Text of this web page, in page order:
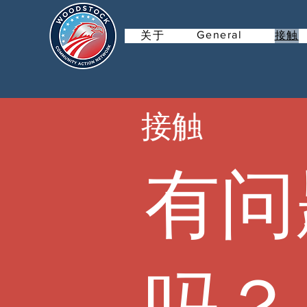
关于 General 接触
接触
有